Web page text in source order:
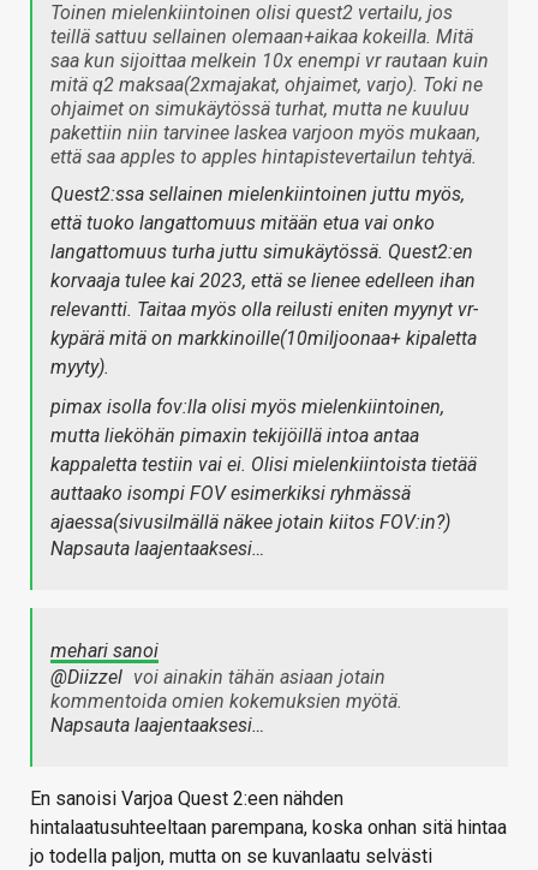
Toinen mielenkiintoinen olisi quest2 vertailu, jos
teillä sattuu sellainen olemaan+aikaa kokeilla. Mitä
saa kun sijoittaa melkein 10x enempi vr rautaan kuin
mitä q2 maksaa(2xmajakat, ohjaimet, varjo). Toki ne
ohjaimet on simukäytössä turhat, mutta ne kuuluu
pakettiin niin tarvinee laskea varjoon myös mukaan,
että saa apples to apples hintapistevertailun tehtyä.
Quest2:ssa sellainen mielenkiintoinen juttu myös,
että tuoko langattomuus mitään etua vai onko
langattomuus turha juttu simukäytössä. Quest2:en
korvaaja tulee kai 2023, että se lienee edelleen ihan
relevantti. Taitaa myös olla reilusti eniten myynyt vr-
kypärä mitä on markkinoille(10miljoonaa+ kipaletta
myyty).
pimax isolla fov:lla olisi myös mielenkiintoinen,
mutta lieköhän pimaxin tekijöillä intoa antaa
kappaletta testiin vai ei. Olisi mielenkiintoista tietää
auttaako isompi FOV esimerkiksi ryhmässä
ajaessa(sivusilmällä näkee jotain kiitos FOV:in?)
Napsauta laajentaaksesi…
mehari sanoi
@Diizzel voi ainakin tähän asiaan jotain
kommentoida omien kokemuksien myötä.
Napsauta laajentaaksesi…
En sanoisi Varjoa Quest 2:een nähden
hintalaatusuhteeltaan parempana, koska onhan sitä hintaa
jo todella paljon, mutta on se kuvanlaatu selvästi